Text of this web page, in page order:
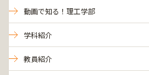
動画で知る！理工学部
学科紹介
教員紹介